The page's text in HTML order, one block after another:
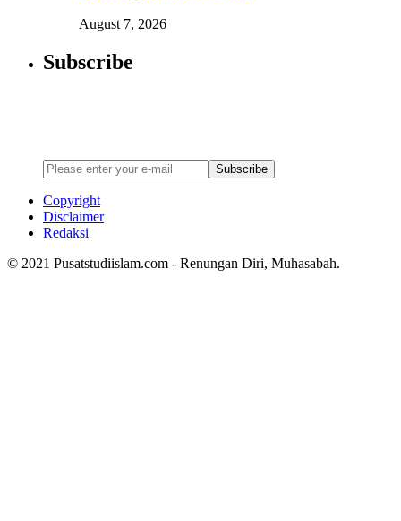
August 7, 2026
Subscribe
Subscribe
Copyright
Disclaimer
Redaksi
© 2021 Pusatstudiislam.com - Renungan Diri, Muhasabah.